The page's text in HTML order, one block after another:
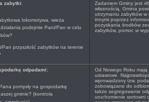
zabytki:
lokomotywa, wieża
podejmie Pani/Pan w celu
Pan przyszłość zabytków na terenie
Zadaniem Gminy jest
własnością. Gmina
utrzymaniu zabytków w
innymi poprzez
pozyskania środków
zabytków, pomoc w
odpadami:
pomysły na gospodarkę
gminie? (kontrola
Od Nowego Roku
ustawowe.
wprowadzony tzw.
zobowiązane do
także segregowanie
uruchomienie sortowni